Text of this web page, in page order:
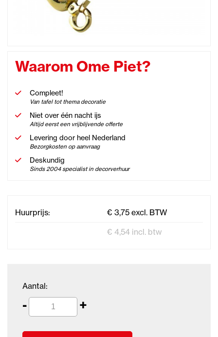
Waarom Ome Piet?
Compleet!
Van tafel tot thema decoratie
Niet over één nacht ijs
Altijd eerst een vrijblijvende offerte
Levering door heel Nederland
Bezorgkosten op aanvraag
Deskundig
Sinds 2004 specialist in decorverhuur
Huurprijs:
€ 3,75 excl. BTW
€ 4,54 incl. btw
Aantal:
- +